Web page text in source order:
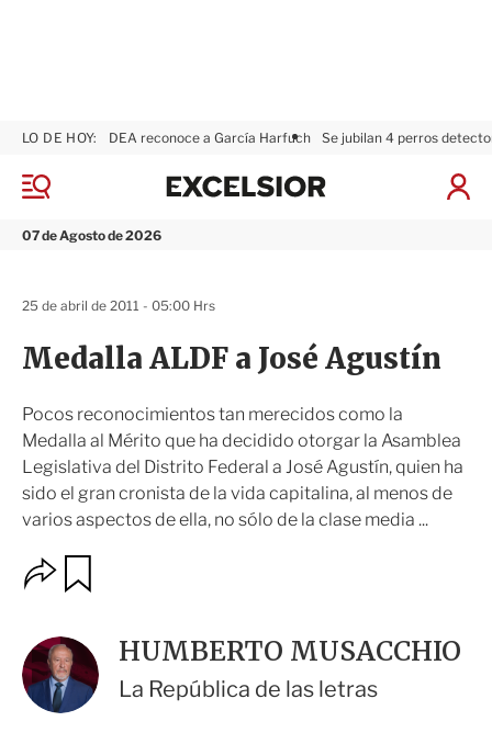
M
n
07 de Agosto de 2026
LO DE HOY: DEA reconoce a García Harfuch Se jubilan 4 perros
I
n
x
Medalla ALDF a José Agustín
Pocos reconocimientos tan merecidos como la
Medalla al Mérito que ha decidido otorgar la Asamblea
Legislativa del Distrito Federal a José Agustín, quien ha
sido el gran cronista de la vida capitalina, al menos de
varios aspectos de ella, no sólo de la clase media ...
25 de abril de 2011 - 05:00 Hrs
O
p
o
n
e
s
a
r
HUMBERTO MUSACCHIO
La República de las letras